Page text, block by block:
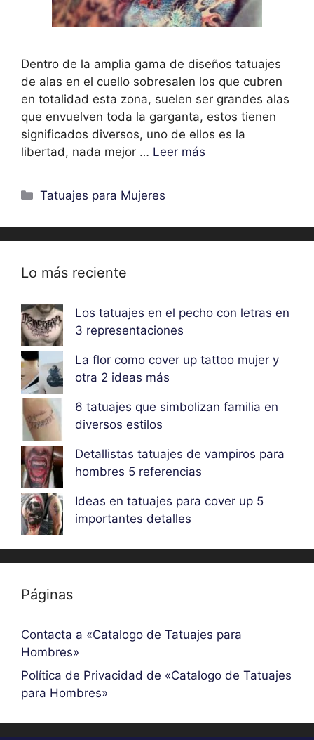
Dentro de la amplia gama de diseños tatuajes
de alas en el cuello sobresalen los que cubren
en totalidad esta zona, suelen ser grandes alas
que envuelven toda la garganta, estos tienen
significados diversos, uno de ellos es la
libertad, nada mejor … Leer más
Categorías
Tatuajes para Mujeres
Lo más reciente
Los tatuajes en el pecho con letras en
3 representaciones
La flor como cover up tattoo mujer y
otra 2 ideas más
6 tatuajes que simbolizan familia en
diversos estilos
Detallistas tatuajes de vampiros para
hombres 5 referencias
Ideas en tatuajes para cover up 5
importantes detalles
Páginas
Contacta a «Catalogo de Tatuajes para
Hombres»
Política de Privacidad de «Catalogo de Tatuajes
para Hombres»